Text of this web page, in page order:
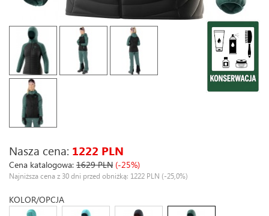
Nasza cena: 1222 PLN
Cena katalogowa: 1629 PLN (-25%)
Najniższa cena z 30 dni przed obniżką: 1222 PLN (-25,0%)
KOLOR/OPCJA